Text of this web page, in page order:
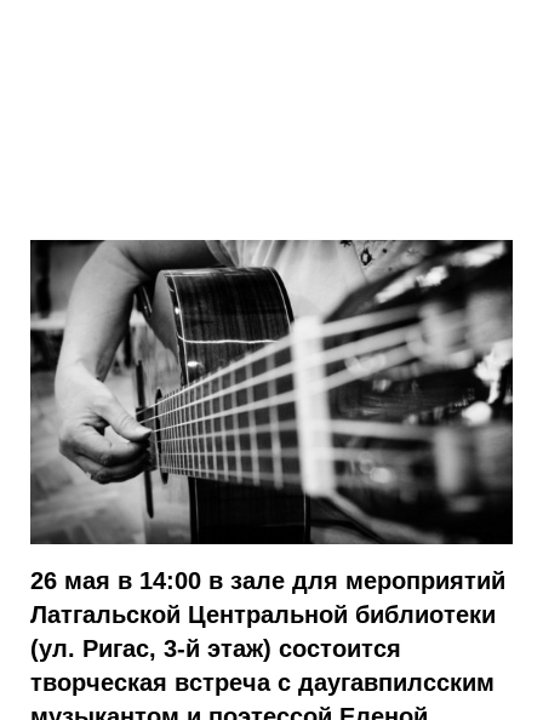
26 мая в 14:00 в зале для мероприятий
Латгальской Центральной библиотеки
(ул. Ригас, 3-й этаж) состоится
творческая встреча с даугавпилсским